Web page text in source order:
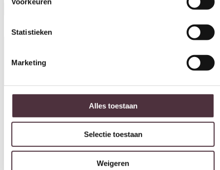
Statistieken
Marketing
Alles toestaan
Selectie toestaan
Weigeren
Materiaal
Dennenhout fineer, Stof
Kleur
Breedte (cm)